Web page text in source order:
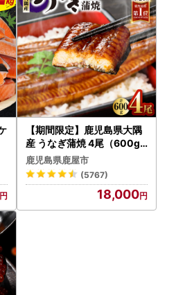
【期間限定】鹿児島県大隅
産 うなぎ蒲焼 4尾（600g
） KN007-004-04-cp18
うなぎ 鰻 魚 惣菜 総菜
鹿児島県鹿屋市
(5767)
18,000